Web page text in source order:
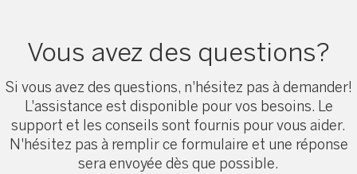
Vous avez des questions?
Si vous avez des questions, n'hésitez pas à demander!
L'assistance est disponible pour vos besoins. Le
support et les conseils sont fournis pour vous aider.
N'hésitez pas à remplir ce formulaire et une réponse
sera envoyée dès que possible.